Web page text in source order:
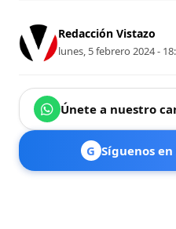
Redacción Vistazo
lunes, 5 febrero 2024 -
Únete a nuestro
G Síguenos